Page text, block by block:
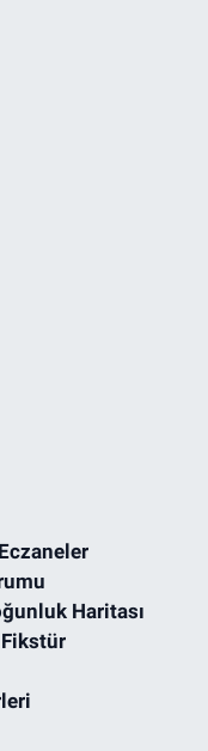
Haritası